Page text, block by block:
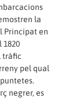
la
Principat en
tràfic
pel qual
negrer, es